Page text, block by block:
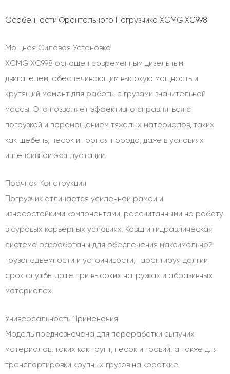
Особенности Фронтального Погрузчика XCMG XC998
Мощная Силовая Установка
XCMG XC998 оснащен современным дизельным
двигателем, обеспечивающим высокую мощность и
крутящий момент для работы с грузами значительной
массы. Это позволяет эффективно справляться с
погрузкой и перемещением тяжелых материалов, таких
как щебень, песок и горная порода, даже в условиях
интенсивной эксплуатации.
Прочная Конструкция
Погрузчик отличается усиленной рамой и
износостойкими компонентами, рассчитанными на работу
в суровых карьерных условиях. Ковш и гидравлическая
система разработаны для обеспечения максимальной
грузоподъемности и устойчивости, гарантируя долгий
срок службы даже при высоких нагрузках и абразивных
материалах.
Универсальность Применения
Модель предназначена для переработки сыпучих
материалов, таких как грунт, песок и гравий, а также для
транспортировки крупных грузов на короткие